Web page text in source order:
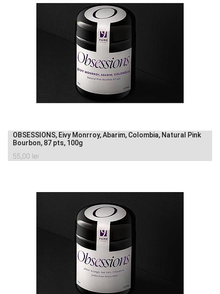
OBSESSIONS, Eivy Monrroy, Abarim, Colombia, Natural Pink
Bourbon, 87 pts, 100g
55,00 lei